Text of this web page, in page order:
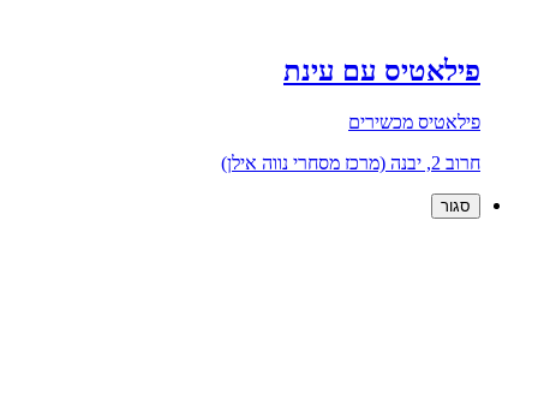
פילאטיס עם עינת
פילאטיס מכשירים
חרוב 2, יבנה (מרכז מסחרי נווה אילן)
סגור